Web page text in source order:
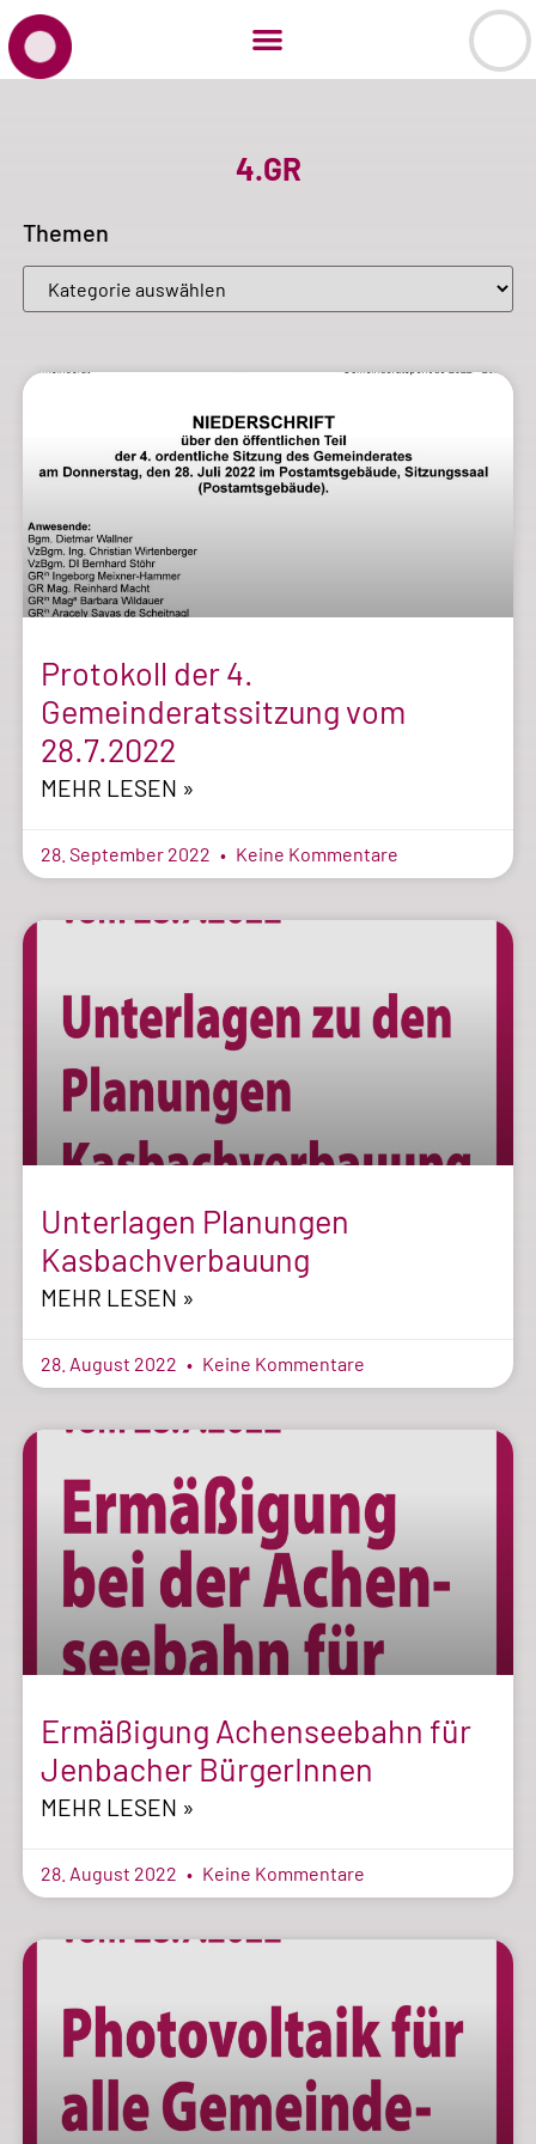
4.GR
Themen
Protokoll der 4.
Gemeinderatssitzung vom
28.7.2022
MEHR LESEN »
28. September 2022 Keine Kommentare
Unterlagen Planungen
Kasbachverbauung
MEHR LESEN »
28. August 2022 Keine Kommentare
Ermäßigung Achenseebahn für
Jenbacher BürgerInnen
MEHR LESEN »
28. August 2022 Keine Kommentare